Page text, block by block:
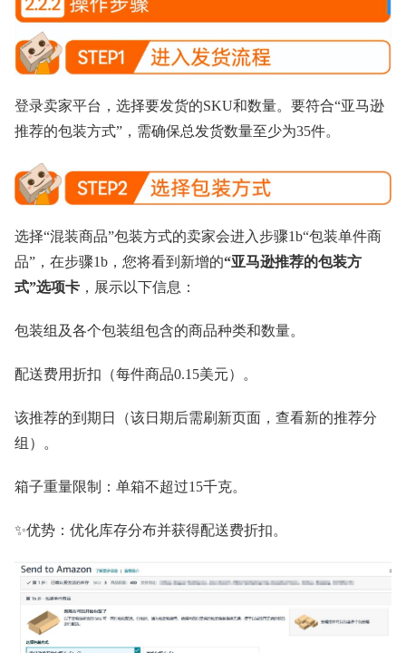
登录卖家平台，选择要发货的SKU和数量。要符合“亚马逊
推荐的包装方式”，需确保总发货数量至少为35件。
选择“混装商品”包装方式的卖家会进入步骤1b“包装单件商
品”，在步骤1b，您将看到新增的“亚马逊推荐的包装方
式”选项卡 ，展示以下信息：
包装组及各个包装组包含的商品种类和数量。
配送费用折扣（每件商品0.15美元）。
该推荐的到期日（该日期后需刷新页面，查看新的推荐分
组）。
箱子重量限制：单箱不超过15千克。
✨优势：优化库存分布并获得配送费折扣。